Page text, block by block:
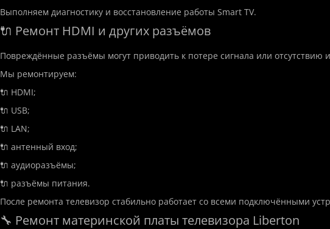
Hit Top New Hit Top New
Выполняем диагностику и восстановление работы Smart TV.
🔌 Ремонт HDMI и других разъёмов
Повреждённые разъёмы могут приводить к потере сигнала или отсутствию
Мы ремонтируем:
🔌 HDMI;
🔌 USB;
🔌 LAN;
🔌 антенный вход;
🔌 аудиоразъёмы;
🔌 разъёмы питания.
После ремонта телевизор стабильно работает со всеми подключёнными
🔧 Ремонт материнской платы телевизора Liberton